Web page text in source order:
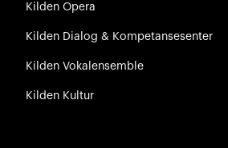
Kilden Opera
Kilden Dialog & Kompetansesenter
Kilden Vokalensemble
Kilden Kultur